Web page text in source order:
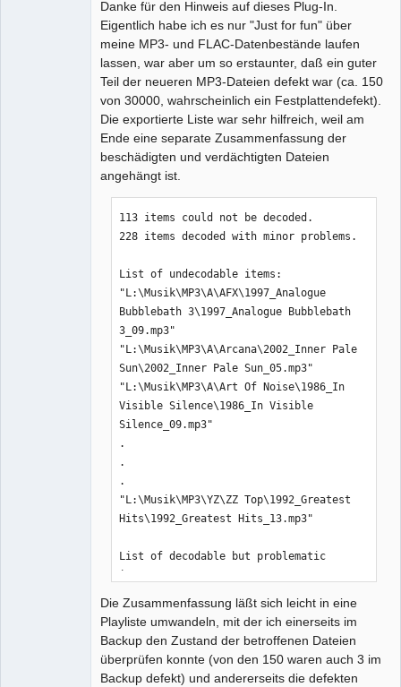
Danke für den Hinweis auf dieses Plug-In.
Eigentlich habe ich es nur "Just for fun" über
meine MP3- und FLAC-Datenbestände laufen
lassen, war aber um so erstaunter, daß ein guter
Teil der neueren MP3-Dateien defekt war (ca. 150
von 30000, wahrscheinlich ein Festplattendefekt).
Die exportierte Liste war sehr hilfreich, weil am
Ende eine separate Zusammenfassung der
beschädigten und verdächtigten Dateien
angehängt ist.
113 items could not be decoded.
228 items decoded with minor problems.
List of undecodable items:
"L:\Musik\MP3\A\AFX\1997_Analogue
Bubblebath 3\1997_Analogue Bubblebath
3_09.mp3"
"L:\Musik\MP3\A\Arcana\2002_Inner Pale
Sun\2002_Inner Pale Sun_05.mp3"
"L:\Musik\MP3\A\Art Of Noise\1986_In
Visible Silence\1986_In Visible
Silence_09.mp3"
.
.
.
"L:\Musik\MP3\YZ\ZZ Top\1992_Greatest
Hits\1992_Greatest Hits_13.mp3"
List of decodable but problematic
items:
Berzerk\2002_Harmonizer\2002_Harmonize
r_06.mp3"
"L:\Musik\MP3\B\Bad
Sector\1995_Ampos\1995_Ampos_01.mp3"
Die Zusammenfassung läßt sich leicht in eine
Playliste umwandeln, mit der ich einerseits im
Backup den Zustand der betroffenen Dateien
überprüfen konnte (von den 150 waren auch 3 im
Backup defekt) und andererseits die defekten